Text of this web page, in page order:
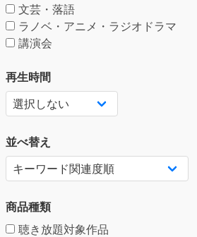
文芸・落語
ラノベ・アニメ・ラジオドラマ
講演会
再生時間
並べ替え
商品種類
聴き放題対象作品